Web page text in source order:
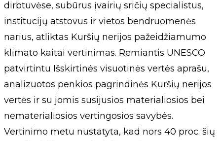
dirbtuvėse, subūrus įvairių sričių specialistus,
institucijų atstovus ir vietos bendruomenės
narius, atliktas Kuršių nerijos pažeidžiamumo
klimato kaitai vertinimas. Remiantis UNESCO
patvirtintu Išskirtinės visuotinės vertės aprašu,
analizuotos penkios pagrindinės Kuršių nerijos
vertės ir su jomis susijusios materialiosios bei
nematerialiosios vertingosios savybės.
Vertinimo metu nustatyta, kad nors 40 proc. šių